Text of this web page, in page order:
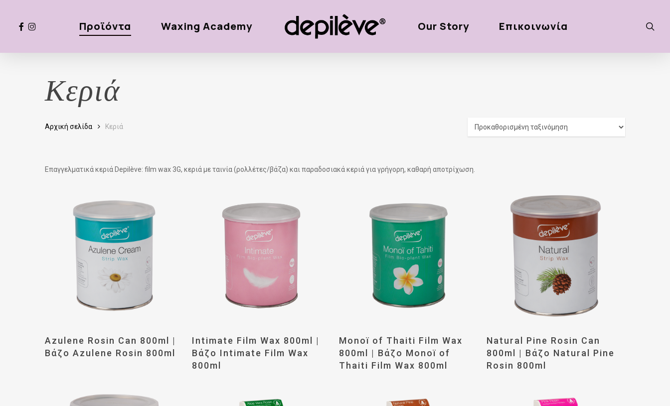
Προϊόντα Waxing Academy Our Story Επικοινωνία
facebook
instagram
Κεριά
Αρχική σελίδα Κεριά
Επαγγελματικά κεριά Depilève: film wax 3G, κεριά με ταινία (ρολλέτες/βάζα) και παραδοσιακά κεριά για γρήγορη, καθαρή αποτρίχωση.
Διαβάστε Περισσότερα
Azulene Rosin Can 800ml |
Βάζο Azulene Rosin 800ml
Διαβάστε Περισσότερα
Intimate Film Wax 800ml |
Βάζο Intimate Film Wax
800ml
Διαβάστε Περισσότερα
Monoï of Thaiti Film Wax
800ml | Βάζο Monoï of
Thaiti Film Wax 800ml
Διαβάστε Περισσότερα
Natural Pine Rosin Can
800ml | Βάζο Natural Pine
Rosin 800ml